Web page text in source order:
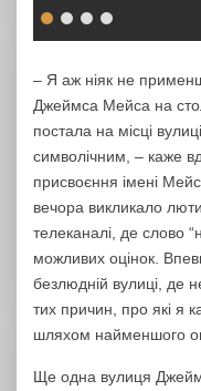
– Я аж ніяк не
Джеймса Мейса на
постала на місці
символічним, – каже
присвоєння імені
вечора викликало
телеканалі, де слово
можливих оцінок.
безлюдній вулиці, де
тих причин, про які я
шляхом найменшого
Ще одна вулиця